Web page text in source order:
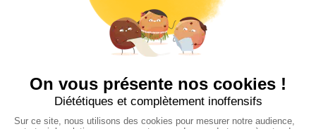
Suivez-nous
CONTACTEZ-NOUS